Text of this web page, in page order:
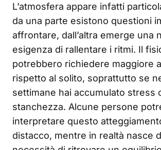
L’atmosfera appare infatti
da una parte esistono questioni
affrontare, dall’altra emerge una
esigenza di rallentare i ritmi. Il
potrebbero richiedere maggiore
rispetto al solito, soprattutto se
settimane hai accumulato stress
stanchezza. Alcune persone
interpretare questo
distacco, mentre in realtà nasce